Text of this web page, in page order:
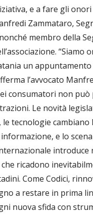
e a fare gli onori
Zammataro,
membro della
“Siamo
un appuntamento
l’avvocato
consumatori non
Le novità
tecnologie cambiano
e lo
introduce
ricadono
Come Codici,
a restare in prima
nuova sfida con